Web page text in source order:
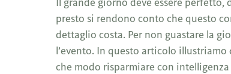
presto si rendono conto che questo
dettaglio costa. Per non guastare la
l’evento. In questo articolo
che modo risparmiare con